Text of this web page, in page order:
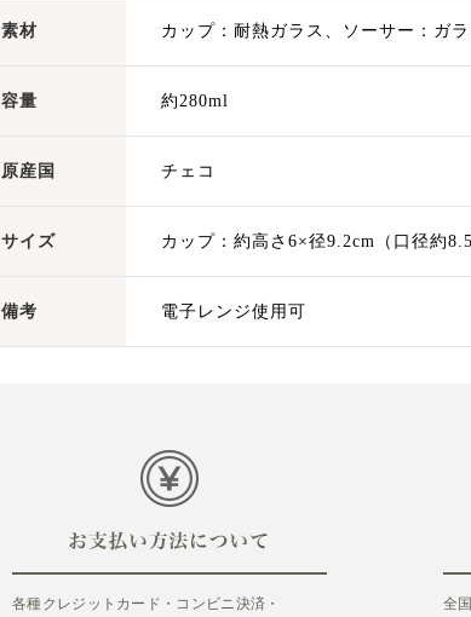
素材 カップ：耐熱ガラス、ソーサー：ガラ
容量 約280ml
原産国 チェコ
サイズ カップ：約高さ6×径9.2cm（口径約
備考 電子レンジ使用可
各種クレジットカード・コンビニ決済・
全